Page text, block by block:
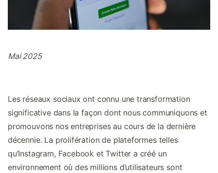
Mai 2025
Les réseaux sociaux ont connu une transformation
significative dans la façon dont nous communiquons et
promouvons nos entreprises au cours de la dernière
décennie. La prolifération de plateformes telles
qu’Instagram, Facebook et Twitter a créé un
environnement où des millions d’utilisateurs sont